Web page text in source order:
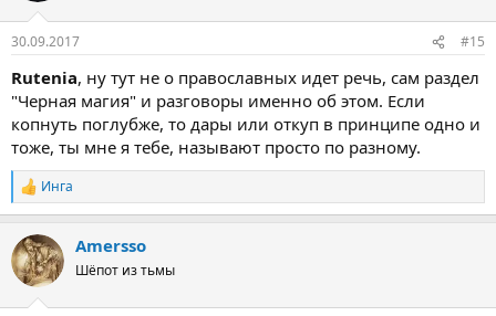
30.09.2017 #15
Rutenia, ну тут не о православных идет речь, сам раздел
"Черная магия" и разговоры именно об этом. Если
копнуть поглубже, то дары или откуп в принципе одно и
тоже, ты мне я тебе, называют просто по разному.
Р
е
к
ц
и
Инга
Amersso
Шёпот из тьмы